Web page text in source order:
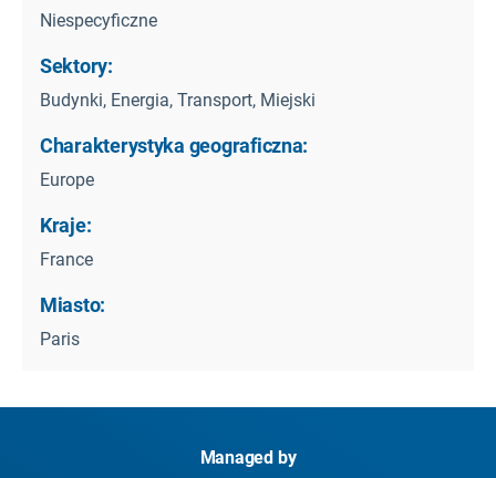
Niespecyficzne
Sektory:
Budynki, Energia, Transport, Miejski
Charakterystyka geograficzna:
Europe
Kraje:
France
Miasto:
Paris
Managed by